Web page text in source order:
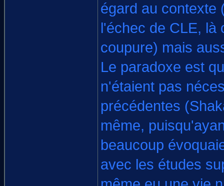
égard au contexte
l'échec de CLE, là
coupure) mais
Le paradoxe est
n'étaient pas
précédentes
même,
beaucoup
avec les études